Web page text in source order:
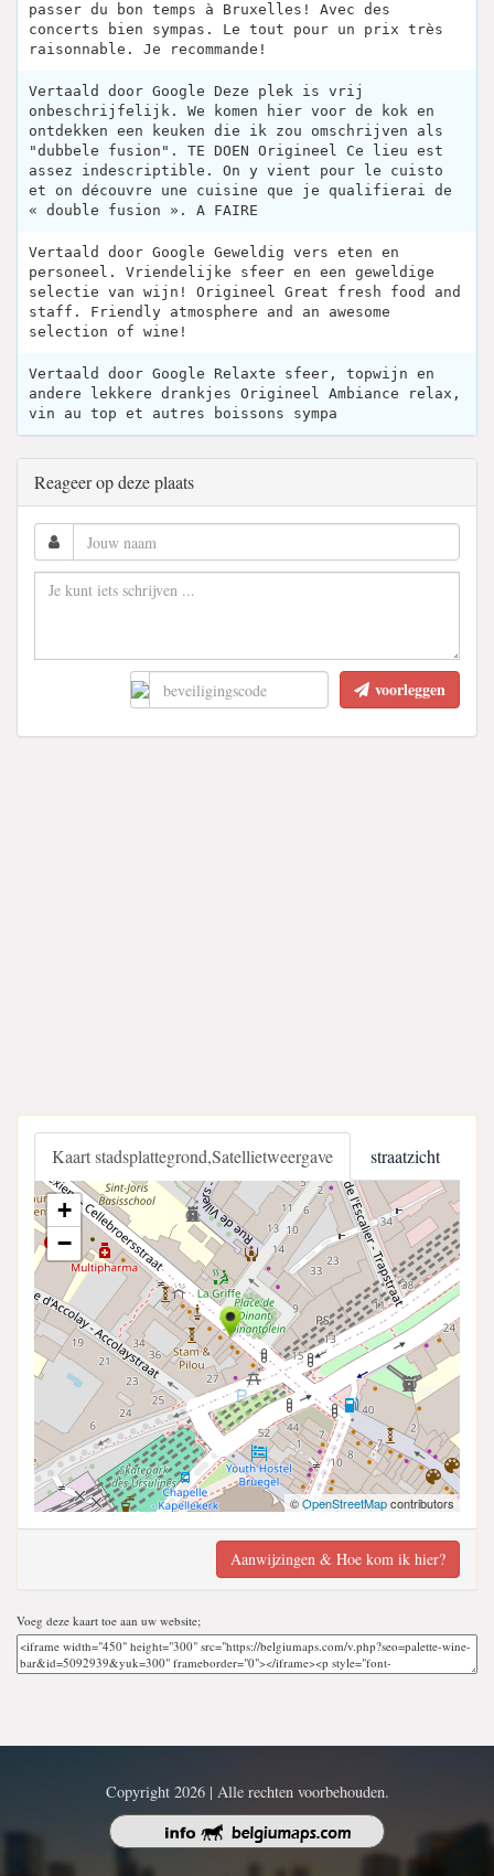
passer du bon temps à Bruxelles! Avec des
concerts bien sympas. Le tout pour un prix très
raisonnable. Je recommande!
Vertaald door Google Deze plek is vrij
onbeschrijfelijk. We komen hier voor de kok en
ontdekken een keuken die ik zou omschrijven als
"dubbele fusion". TE DOEN Origineel Ce lieu est
assez indescriptible. On y vient pour le cuisto
et on découvre une cuisine que je qualifierai de
« double fusion ». A FAIRE
Vertaald door Google Geweldig vers eten en
personeel. Vriendelijke sfeer en een geweldige
selectie van wijn! Origineel Great fresh food and
staff. Friendly atmosphere and an awesome
selection of wine!
Vertaald door Google Relaxte sfeer, topwijn en
andere lekkere drankjes Origineel Ambiance relax,
vin au top et autres boissons sympa
Reageer op deze plaats
voorleggen
Kaart stadsplattegrond,Satellietweergave straatzicht
+
−
©OpenStreetMapcontributors
Aanwijzingen & Hoe kom ik hier?
Voeg deze kaart toe aan uw website;
Copyright 2026 | Alle rechten voorbehouden.